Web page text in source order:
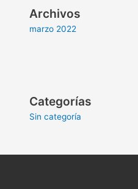
Archivos
marzo 2022
Categorías
Sin categoría